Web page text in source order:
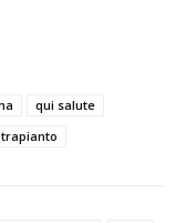
qui salute
trapianto